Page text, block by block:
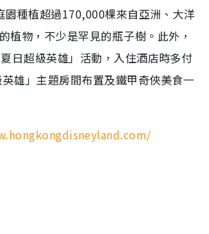
園種植超過170,000棵來自亞洲、大洋
植物，不少是罕見的瓶子樹。此外，
日超級英雄」活動，入住酒店時多付
雄」主題房間布置及鐵甲奇俠美食一